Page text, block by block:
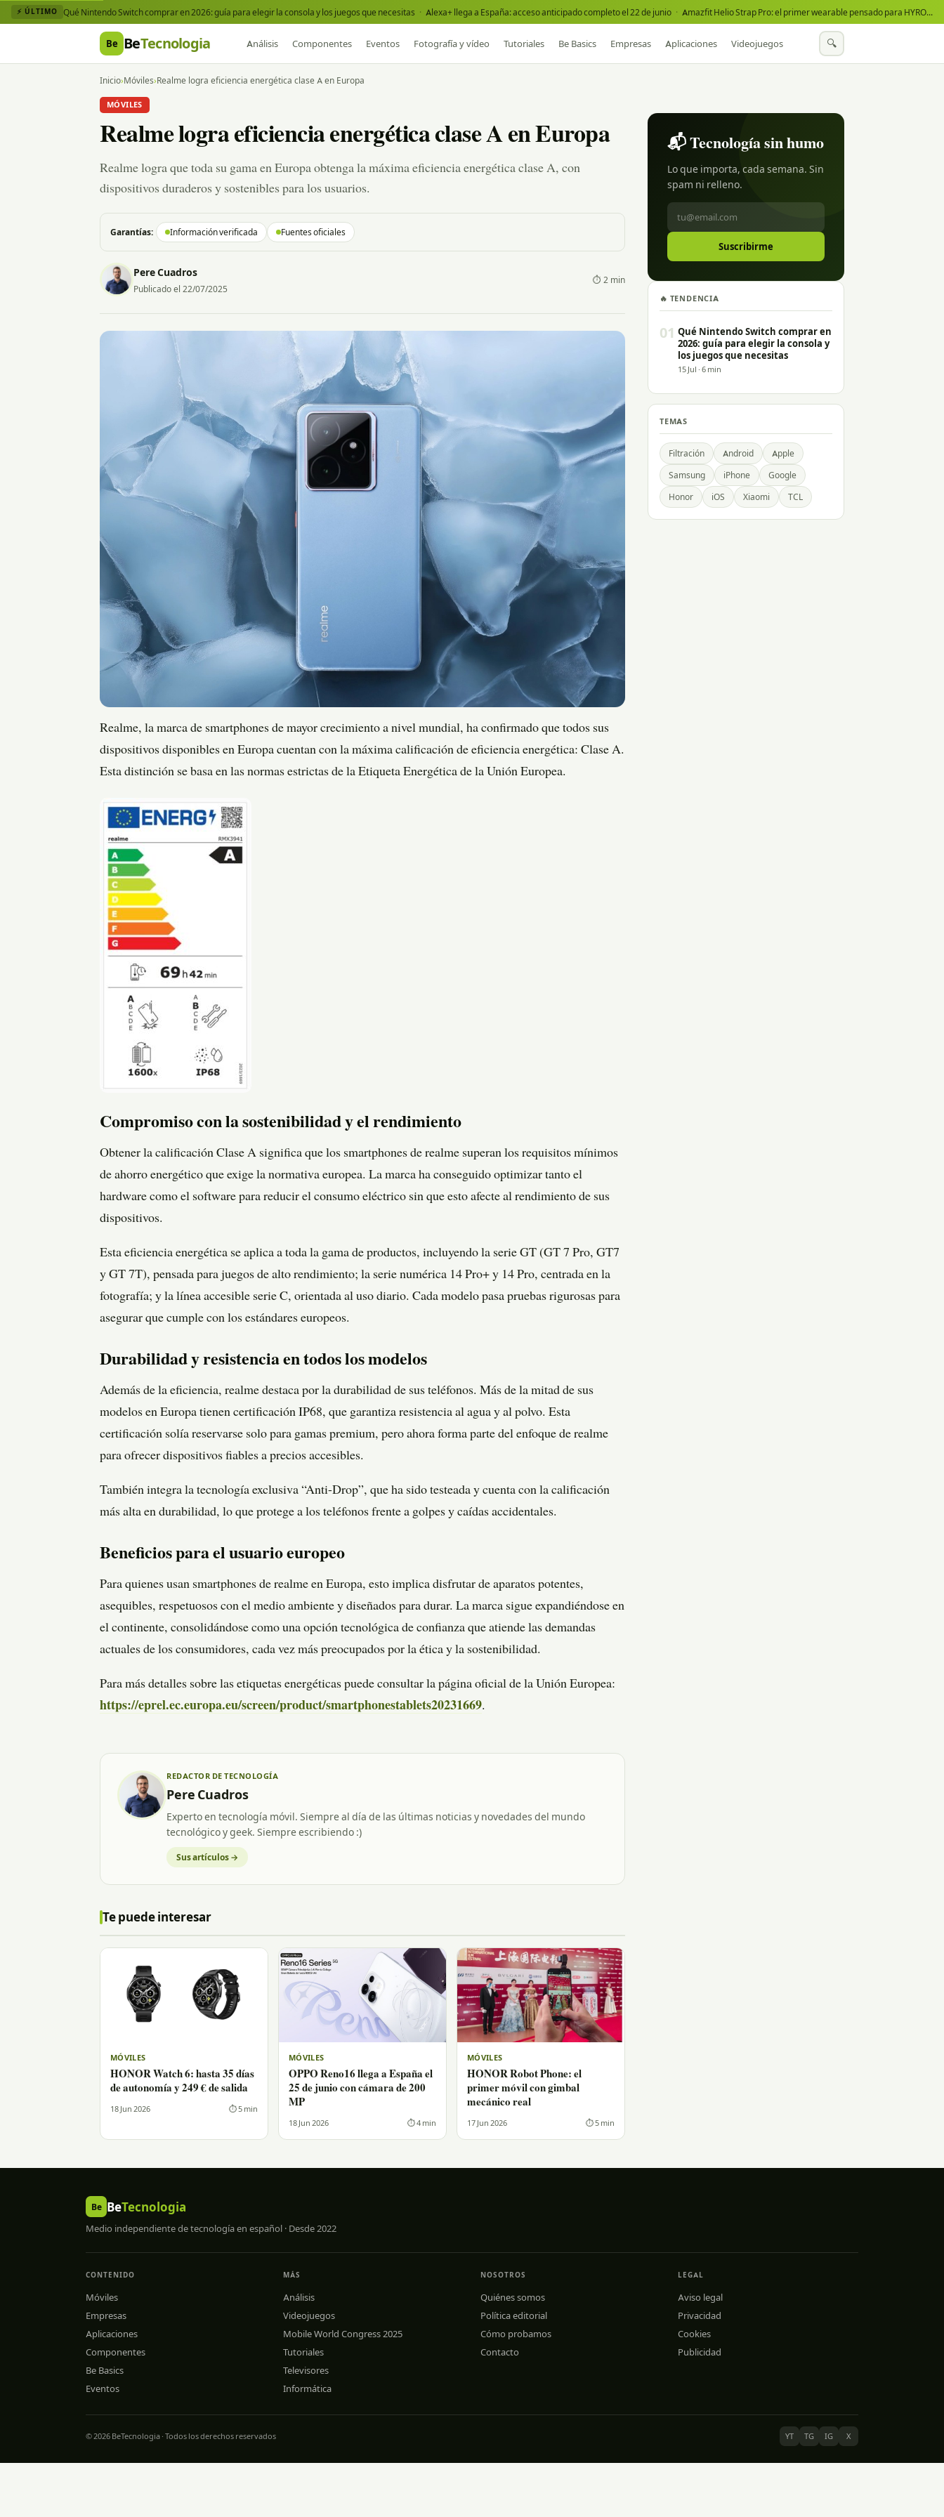
⚡ ÚLTIMO Qué Nintendo Switch comprar en 2026: guía para elegir la consola y los juegos que necesitas · Alexa+ llega a España: acceso anticipado completo el 22 de junio · Amazfit Helio Strap Pro: el primer wearable pensado para HYROX
Be BeTecnologia Análisis Componentes Eventos Fotografía y vídeo Tutoriales Be Basics Empresas Aplicaciones Videojuegos 🔍
Inicio›Móviles›Realme logra eficiencia energética clase A en Europa
MÓVILES
Realme logra eficiencia energética clase A en Europa
Realme logra que toda su gama en Europa obtenga la máxima eficiencia energética clase A, con
dispositivos duraderos y sostenibles para los usuarios.
Garantías: Información verificada Fuentes oficiales
Pere Cuadros
Publicado el 22/07/2025
⏱ 2 min
Realme, la marca de smartphones de mayor crecimiento a nivel mundial, ha confirmado que todos sus
dispositivos disponibles en Europa cuentan con la máxima calificación de eficiencia energética: Clase A.
Esta distinción se basa en las normas estrictas de la Etiqueta Energética de la Unión Europea.
Compromiso con la sostenibilidad y el rendimiento
Obtener la calificación Clase A significa que los smartphones de realme superan los requisitos mínimos
de ahorro energético que exige la normativa europea. La marca ha conseguido optimizar tanto el
hardware como el software para reducir el consumo eléctrico sin que esto afecte al rendimiento de sus
dispositivos.
Esta eficiencia energética se aplica a toda la gama de productos, incluyendo la serie GT (GT 7 Pro, GT7
y GT 7T), pensada para juegos de alto rendimiento; la serie numérica 14 Pro+ y 14 Pro, centrada en la
fotografía; y la línea accesible serie C, orientada al uso diario. Cada modelo pasa pruebas rigurosas para
asegurar que cumple con los estándares europeos.
Durabilidad y resistencia en todos los modelos
Además de la eficiencia, realme destaca por la durabilidad de sus teléfonos. Más de la mitad de sus
modelos en Europa tienen certificación IP68, que garantiza resistencia al agua y al polvo. Esta
certificación solía reservarse solo para gamas premium, pero ahora forma parte del enfoque de realme
para ofrecer dispositivos fiables a precios accesibles.
También integra la tecnología exclusiva “Anti-Drop”, que ha sido testeada y cuenta con la calificación
más alta en durabilidad, lo que protege a los teléfonos frente a golpes y caídas accidentales.
Beneficios para el usuario europeo
Para quienes usan smartphones de realme en Europa, esto implica disfrutar de aparatos potentes,
asequibles, respetuosos con el medio ambiente y diseñados para durar. La marca sigue expandiéndose en
el continente, consolidándose como una opción tecnológica de confianza que atiende las demandas
actuales de los consumidores, cada vez más preocupados por la ética y la sostenibilidad.
Para más detalles sobre las etiquetas energéticas puede consultar la página oficial de la Unión Europea:
https://eprel.ec.europa.eu/screen/product/smartphonestablets20231669.
REDACTOR DE TECNOLOGÍA
Pere Cuadros
Experto en tecnología móvil. Siempre al día de las últimas noticias y novedades del mundo
tecnológico y geek. Siempre escribiendo :)
Sus artículos →
Te puede interesar
MÓVILES
HONOR Watch 6: hasta 35 días
de autonomía y 249 € de salida
18 Jun 2026 ⏱ 5 min
MÓVILES
OPPO Reno16 llega a España el
25 de junio con cámara de 200
MP
18 Jun 2026 ⏱ 4 min
MÓVILES
HONOR Robot Phone: el
primer móvil con gimbal
mecánico real
17 Jun 2026 ⏱ 5 min
📬 Tecnología sin humo
Lo que importa, cada semana. Sin
spam ni relleno.
Suscribirme
🔥 TENDENCIA
01 Qué Nintendo Switch comprar en
2026: guía para elegir la consola y
los juegos que necesitas
15 Jul · 6 min
TEMAS
Filtración Android Apple
Samsung iPhone Google
Honor iOS Xiaomi TCL
Be BeTecnologia
Medio independiente de tecnología en español · Desde 2022
CONTENIDO
Móviles
Empresas
Aplicaciones
Componentes
Be Basics
Eventos
MÁS
Análisis
Videojuegos
Mobile World Congress 2025
Tutoriales
Televisores
Informática
NOSOTROS
Quiénes somos
Política editorial
Cómo probamos
Contacto
LEGAL
Aviso legal
Privacidad
Cookies
Publicidad
© 2026 BeTecnologia · Todos los derechos reservados YT TG IG X